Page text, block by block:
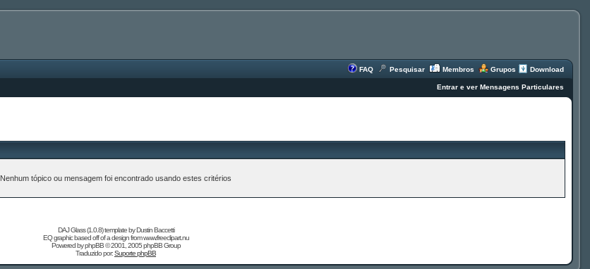
FAQ Pesquisar Membros Grupos Download
Entrar e ver Mensagens Particulares
Nenhum tópico ou mensagem foi encontrado usando estes critérios
DAJ Glass (1.0.8) template byDustin Baccetti
EQ graphic based off of a design fromwww.freeclipart.nu
Powered byphpBB© 2001, 2005 phpBB Group
Traduzido por:Suporte phpBB